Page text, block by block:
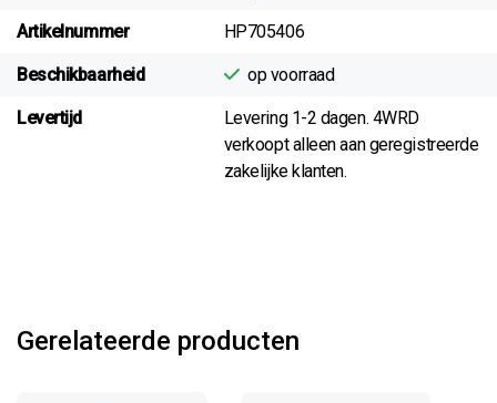
Artikelnummer HP705406
Beschikbaarheid op voorraad
Levertijd
Levering 1-2 dagen. 4WRD
verkoopt alleen aan geregistreerde
zakelijke klanten.
Gerelateerde producten